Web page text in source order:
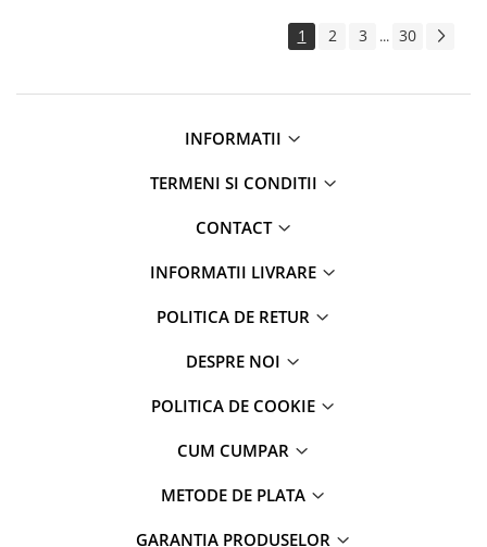
1 2 3 ... 30
INFORMATII
TERMENI SI CONDITII
CONTACT
INFORMATII LIVRARE
POLITICA DE RETUR
DESPRE NOI
POLITICA DE COOKIE
CUM CUMPAR
METODE DE PLATA
GARANTIA PRODUSELOR